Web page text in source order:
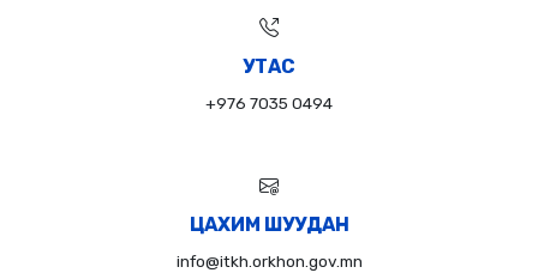
УТАС
+976 7035 0494
ЦАХИМ ШУУДАН
info@itkh.orkhon.gov.mn